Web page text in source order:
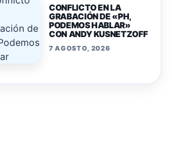
CONFLICTO EN LA
GRABACIÓN DE «PH,
PODEMOS HABLAR»
CON ANDY KUSNETZOFF
7 AGOSTO, 2026